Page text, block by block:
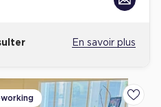
En savoir plus